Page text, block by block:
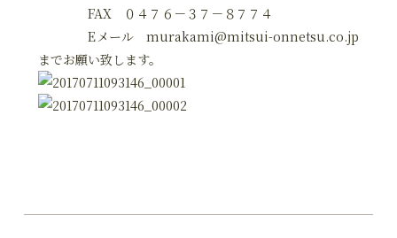
FAX ０４７６－３７－８７７４
Eメール murakami@mitsui-onnetsu.co.jp
までお願い致します。